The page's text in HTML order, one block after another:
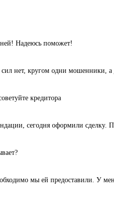
Надеюсь поможет!
нет, кругом одни мошенники,
кредитора
сегодня оформили сделку.
мы ей предоставили. У